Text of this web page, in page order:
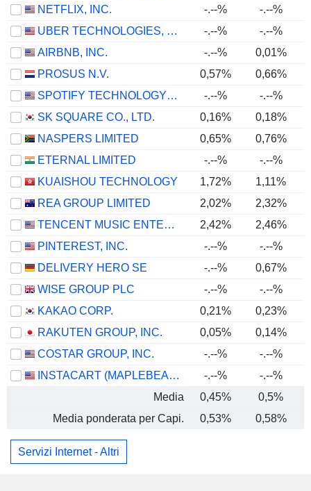
NETFLIX, INC.
-.--% -.--%
UBER TECHNOLOGIES, INC.
-.--% -.--%
AIRBNB, INC.
-.--% 0,01%
PROSUS N.V.
0,57% 0,66%
SPOTIFY TECHNOLOGY S.A.
-.--% -.--%
SK SQUARE CO., LTD.
0,16%
0,18%
NASPERS LIMITED
0,65%
0,76%
ETERNAL LIMITED
-.--% -.--%
KUAISHOU TECHNOLOGY
1,72% 1,11%
REA GROUP LIMITED
2,02%
2,32%
TENCENT MUSIC ENTERTAINMENT GROUP
2,42% 2,46%
PINTEREST, INC.
-.--% -.--%
DELIVERY HERO SE
-.--% 0,67%
WISE GROUP PLC
-.--% -.--%
KAKAO CORP.
0,21% 0,23%
RAKUTEN GROUP, INC.
0,05% 0,14%
COSTAR GROUP, INC.
-.--% -.--%
INSTACART (MAPLEBEAR)
-.--% -.--%
Media
0,45% 0,5%
Media ponderata per Capi.
0,53% 0,58%
Servizi Internet - Altri